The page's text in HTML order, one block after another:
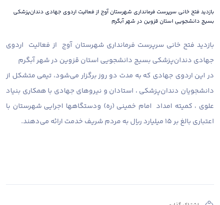
بازدید فتح خانی سرپرست فرمانداری شهرستان آوج از فعالیت اردوی جهادی دندان‌پزشکی
بسیج دانشجویی استان قزوین در شهر آبگرم
بازدید فتح خانی سرپرست فرمانداری شهرستان آوج از فعالیت اردوی
جهادی دندان‌پزشکی بسیج دانشجویی استان قزوین در شهر آبگرم
در این اردوی جهادی که به مدت دو روز برگزار می‌شود، تیمی متشکل از
دانشجویان دندان‌پزشکی ، استادان و نیروهای جهادی با همکاری بنیاد
علوی ، کمیته امداد امام خمینی (ره) ودستگاهها اجرایی شهرستان با
اعتباری بالغ بر ۱۵ میلیارد ریال به مردم شریف خدمت ارائه می‌دهند.